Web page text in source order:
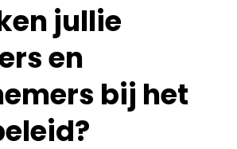
jullie
en
bij het